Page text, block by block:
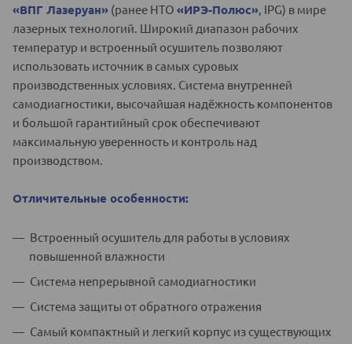
«ВПГ Лазеруан» (ранее НТО «ИРЭ-Полюс» , IPG) в мире
лазерных технологий. Широкий диапазон рабочих
температур и встроенный осушитель позволяют
использовать источник в самых суровых
производственных условиях. Система внутренней
самодиагностики, высочайшая надёжность компонентов
и большой гарантийный срок обеспечивают
максимальную уверенность и контроль над
производством.
Отличительные особенности:
Встроенный осушитель для работы в условиях
повышенной влажности
Система непрерывной самодиагностики
Система защиты от обратного отражения
Самый компактный и легкий корпус из существующих